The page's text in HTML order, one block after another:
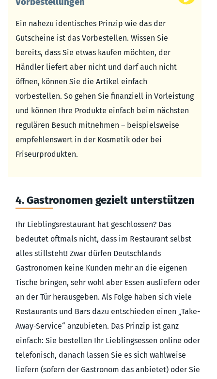
Ein nahezu identisches Prinzip wie das der
Gutscheine ist das Vorbestellen. Wissen Sie
bereits, dass Sie etwas kaufen möchten, der
Händler liefert aber nicht und darf auch nicht
öffnen, können Sie die Artikel einfach
vorbestellen. So gehen Sie finanziell in Vorleistung
und können Ihre Produkte einfach beim nächsten
regulären Besuch mitnehmen – beispielsweise
empfehlenswert in der Kosmetik oder bei
Friseurprodukten.
4. Gastronomen gezielt unterstützen
Ihr Lieblingsrestaurant hat geschlossen? Das
bedeutet oftmals nicht, dass im Restaurant selbst
alles stillsteht! Zwar dürfen Deutschlands
Gastronomen keine Kunden mehr an die eigenen
Tische bringen, sehr wohl aber Essen ausliefern oder
an der Tür herausgeben. Als Folge haben sich viele
Restaurants und Bars dazu entschieden einen „Take-
Away-Service“ anzubieten. Das Prinzip ist ganz
einfach: Sie bestellen Ihr Lieblingsessen online oder
telefonisch, danach lassen Sie es sich wahlweise
liefern (sofern der Gastronom das anbietet) oder Sie